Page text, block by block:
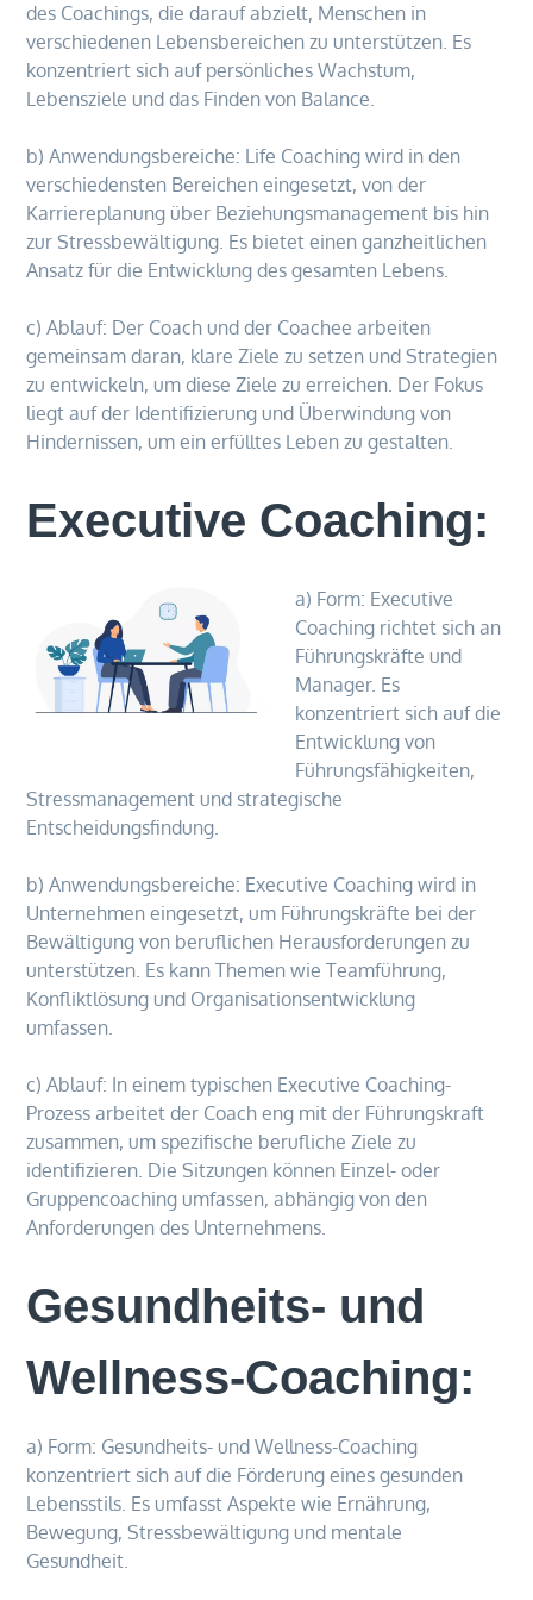
des Coachings, die darauf abzielt, Menschen in
verschiedenen Lebensbereichen zu unterstützen. Es
konzentriert sich auf persönliches Wachstum,
Lebensziele und das Finden von Balance.
b) Anwendungsbereiche: Life Coaching wird in den
verschiedensten Bereichen eingesetzt, von der
Karriereplanung über Beziehungsmanagement bis hin
zur Stressbewältigung. Es bietet einen ganzheitlichen
Ansatz für die Entwicklung des gesamten Lebens.
c) Ablauf: Der Coach und der Coachee arbeiten
gemeinsam daran, klare Ziele zu setzen und Strategien
zu entwickeln, um diese Ziele zu erreichen. Der Fokus
liegt auf der Identifizierung und Überwindung von
Hindernissen, um ein erfülltes Leben zu gestalten.
Executive Coaching:
a) Form: Executive
Coaching richtet sich an
Führungskräfte und
Manager. Es
konzentriert sich auf die
Entwicklung von
Führungsfähigkeiten,
Stressmanagement und strategische
Entscheidungsfindung.
b) Anwendungsbereiche: Executive Coaching wird in
Unternehmen eingesetzt, um Führungskräfte bei der
Bewältigung von beruflichen Herausforderungen zu
unterstützen. Es kann Themen wie Teamführung,
Konfliktlösung und Organisationsentwicklung
umfassen.
c) Ablauf: In einem typischen Executive Coaching-
Prozess arbeitet der Coach eng mit der Führungskraft
zusammen, um spezifische berufliche Ziele zu
identifizieren. Die Sitzungen können Einzel- oder
Gruppencoaching umfassen, abhängig von den
Anforderungen des Unternehmens.
Gesundheits- und
Wellness-Coaching:
a) Form: Gesundheits- und Wellness-Coaching
konzentriert sich auf die Förderung eines gesunden
Lebensstils. Es umfasst Aspekte wie Ernährung,
Bewegung, Stressbewältigung und mentale
Gesundheit.